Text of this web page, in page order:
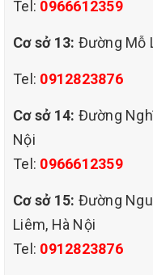
hiện đại cùng sự am
chúng tôi đảm bảo phục
chuyên nghiệp với quy
Tel: 0966612359
Cơ sở 13: Đường Mỗ
Tel: 0912823876
Cơ sở 14: Đường
Nội
Tel: 0966612359
Cơ sở 15: Đường
Liêm, Hà Nội
Tel: 0912823876